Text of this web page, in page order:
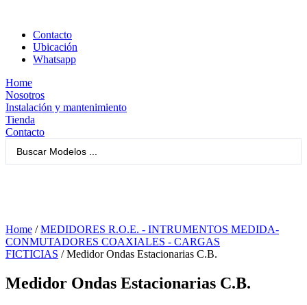
Contacto
Ubicación
Whatsapp
Home
Nosotros
Instalación y mantenimiento
Tienda
Contacto
Home /MEDIDORES R.O.E. - INTRUMENTOS MEDIDA-
CONMUTADORES COAXIALES - CARGAS
FICTICIAS / Medidor Ondas Estacionarias C.B.
Medidor Ondas Estacionarias C.B.